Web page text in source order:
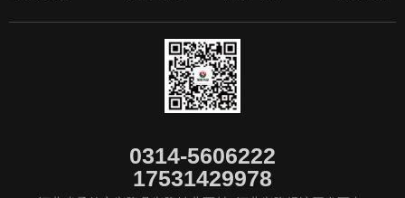
0314-5606222
17531429978